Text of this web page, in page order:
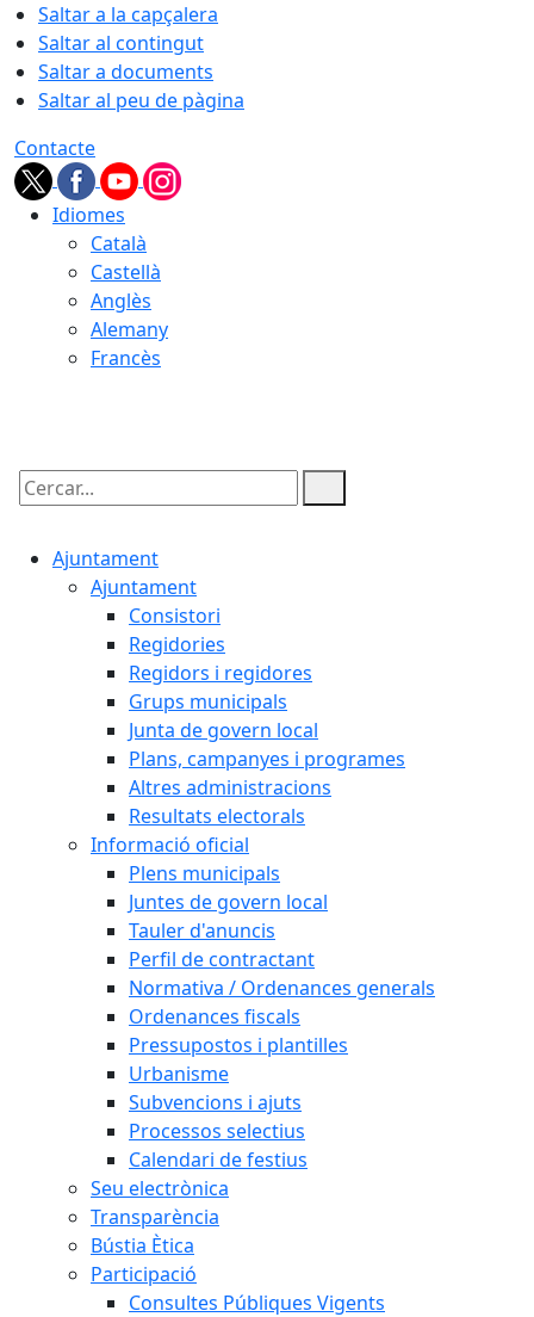
Saltar a la capçalera
Saltar al contingut
Saltar a documents
Saltar al peu de pàgina
Contacte
Idiomes
Català
Castellà
Anglès
Alemany
Francès
Cercar:
Ajuntament
Ajuntament
Consistori
Regidories
Regidors i regidores
Grups municipals
Junta de govern local
Plans, campanyes i programes
Altres administracions
Resultats electorals
Informació oficial
Plens municipals
Juntes de govern local
Tauler d'anuncis
Perfil de contractant
Normativa / Ordenances generals
Ordenances fiscals
Pressupostos i plantilles
Urbanisme
Subvencions i ajuts
Processos selectius
Calendari de festius
Seu electrònica
Transparència
Bústia Ètica
Participació
Consultes Públiques Vigents